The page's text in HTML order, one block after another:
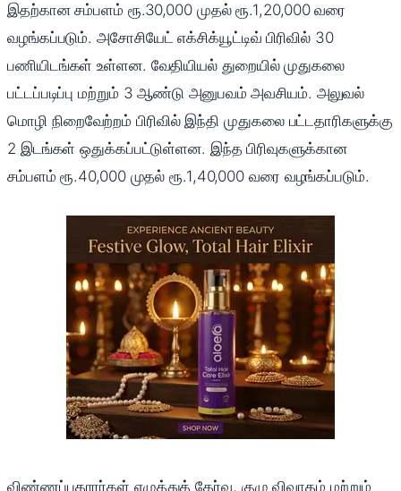
இதற்கான சம்பளம் ரூ.30,000 முதல் ரூ.1,20,000 வரை
வழங்கப்படும். அசோசியேட் எக்சிக்யூட்டிவ் பிரிவில் 30
பணியிடங்கள் உள்ளன. வேதியியல் துறையில் முதுகலை
பட்டப்படிப்பு மற்றும் 3 ஆண்டு அனுபவம் அவசியம். அலுவல்
மொழி நிறைவேற்றம் பிரிவில் இந்தி முதுகலை பட்டதாரிகளுக்கு
2 இடங்கள் ஒதுக்கப்பட்டுள்ளன. இந்த பிரிவுகளுக்கான
சம்பளம் ரூ.40,000 முதல் ரூ.1,40,000 வரை வழங்கப்படும்.
விண்ணப்பதாரர்கள் எழுத்துத் தேர்வு, குழு விவாதம் மற்றும்